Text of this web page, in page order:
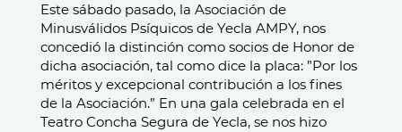
Este sábado pasado, la Asociación de
Minusválidos Psíquicos de Yecla AMPY, nos
concedió la distinción como socios de Honor de
dicha asociación, tal como dice la placa: ”Por los
méritos y excepcional contribución a los fines
de la Asociación.” En una gala celebrada en el
Teatro Concha Segura de Yecla, se nos hizo